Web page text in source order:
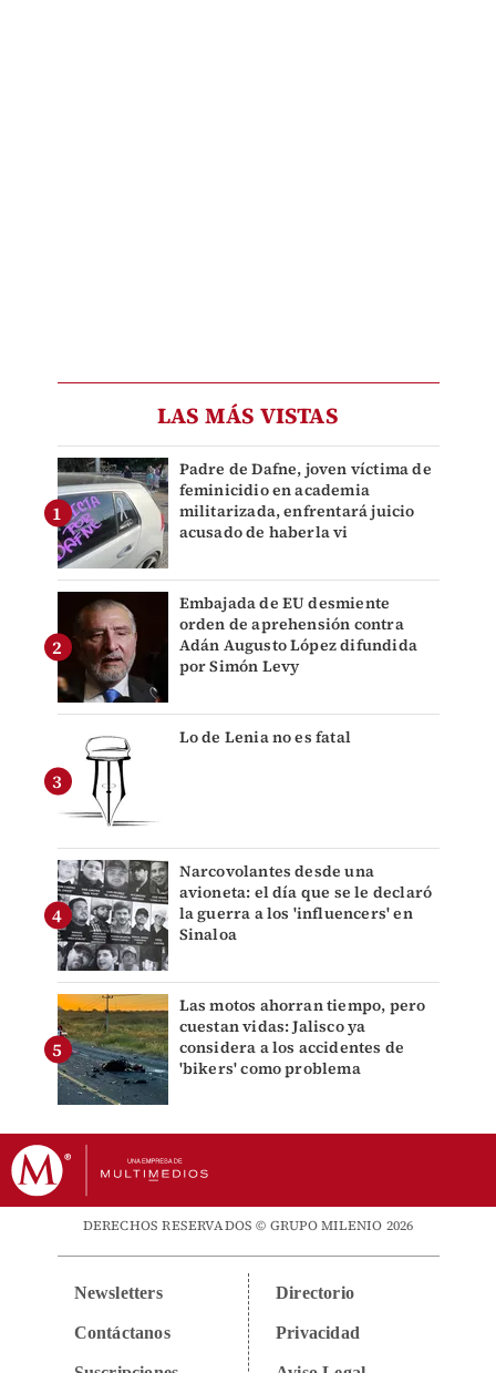
LAS MÁS VISTAS
Padre de Dafne, joven víctima de
feminicidio en academia
militarizada, enfrentará juicio
acusado de haberla vi
Embajada de EU desmiente
orden de aprehensión contra
Adán Augusto López difundida
por Simón Levy
Lo de Lenia no es fatal
Narcovolantes desde una
avioneta: el día que se le declaró
la guerra a los 'influencers' en
Sinaloa
Las motos ahorran tiempo, pero
cuestan vidas: Jalisco ya
considera a los accidentes de
'bikers' como problema
DERECHOS RESERVADOS © GRUPO MILENIO 2026
Newsletters
Contáctanos
Directorio
Privacidad